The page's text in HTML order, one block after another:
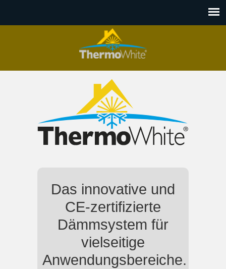
Das innovative und
CE-zertifizierte
Dämmsystem für
vielseitige
Anwendungsbereiche.